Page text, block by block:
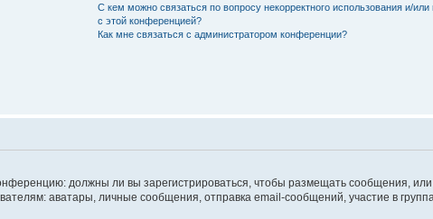
С кем можно связаться по вопросу некорректного использования и/
с этой конференцией?
Как мне связаться с администратором конференции?
должны ли вы зарегистрироваться, чтобы размещать сообщения,
аватары, личные сообщения, отправка email-сообщений, участие в